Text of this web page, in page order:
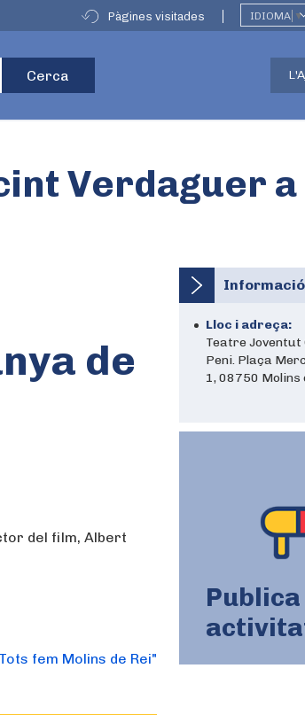
Pàgines visitades IDIOMA ▼
Verdaguer a
de
del film, Albert
fem Molins de Rei"
Lloc i adreça:
Teatre Joventut
Peni. Plaça
1, 08750 Molins